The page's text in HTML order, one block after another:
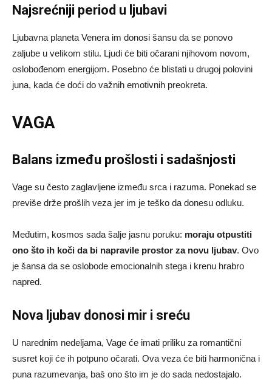
Najsrećniji period u ljubavi
Ljubavna planeta Venera im donosi šansu da se ponovo
zaljube u velikom stilu. Ljudi će biti očarani njihovom novom,
oslobođenom energijom. Posebno će blistati u drugoj polovini
juna, kada će doći do važnih emotivnih preokreta.
VAGA
Balans između prošlosti i sadašnjosti
Vage su često zaglavljene između srca i razuma. Ponekad se
previše drže prošlih veza jer im je teško da donesu odluku.
Međutim, kosmos sada šalje jasnu poruku: moraju otpustiti
ono što ih koči da bi napravile prostor za novu ljubav. Ovo
je šansa da se oslobode emocionalnih stega i krenu hrabro
napred.
Nova ljubav donosi mir i sreću
U narednim nedeljama, Vage će imati priliku za romantični
susret koji će ih potpuno očarati. Ova veza će biti harmonična i
puna razumevanja, baš ono što im je do sada nedostajalo.